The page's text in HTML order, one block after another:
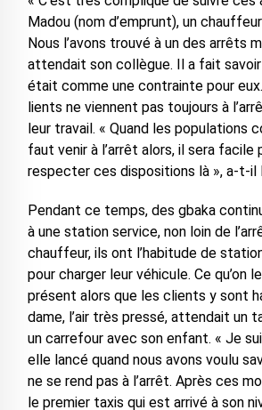
Madou (nom d’emprunt), un
Nous l’avons trouvé à un des arrêts
attendait son collègue. Il a fait
était comme une contrainte pour
lients ne viennent pas toujours à
leur travail. « Quand les populations
faut venir à l’arrêt alors, il sera facile
respecter ces dispositions là », a-t-il
Pendant ce temps, des gbaka
à une station service, non loin de
chauffeur, ils ont l’habitude de
pour charger leur véhicule. Ce qu’on
présent alors que les clients y sont
dame, l’air très pressé, attendait un
un carrefour avec son enfant. « Je
elle lancé quand nous avons voulu
ne se rend pas à l’arrêt. Après ces
le premier taxis qui est arrivé à son